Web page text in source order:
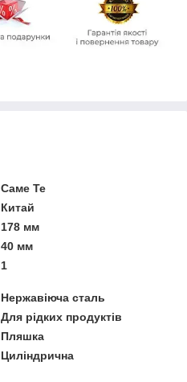
Саме Те
Китай
178 мм
40 мм
1
Нержавіюча сталь
Для рідких продуктів
Пляшка
Циліндрична